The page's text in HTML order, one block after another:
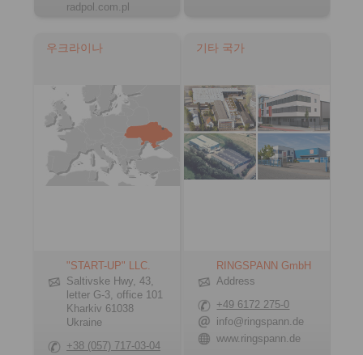
radpol.com.pl
우크라이나
"START-UP" LLC.
Saltivske Hwy, 43,
letter G-3, office 101
Kharkiv 61038
Ukraine
+38 (057) 717-03-04
기타 국가
RINGSPANN GmbH
Address
+49 6172 275-0
info@ringspann.de
www.ringspann.de